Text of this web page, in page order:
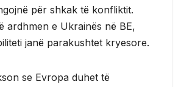
për shkak të konfliktit.
ardhmen e Ukrainës në BE,
janë parakushtet kryesore.
se Evropa duhet të